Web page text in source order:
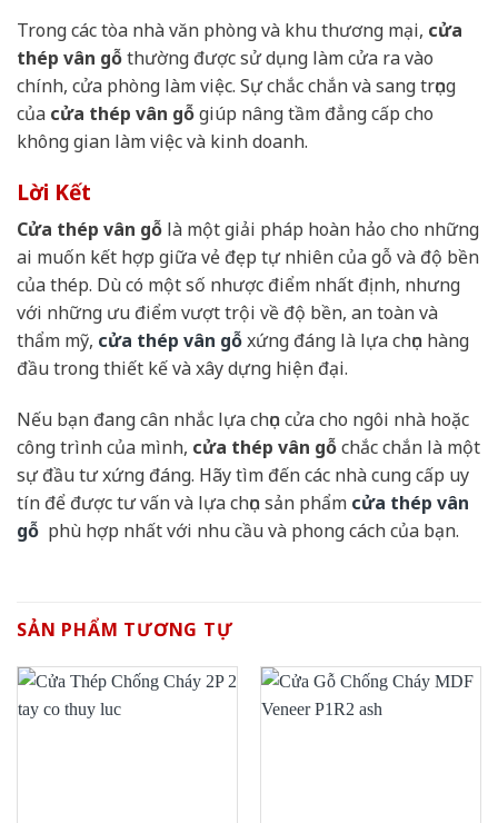
Trong các tòa nhà văn phòng và khu thương mại, cửa
thép vân gỗthường được sử dụng làm cửa ra vào
chính, cửa phòng làm việc. Sự chắc chắn và sang trọng
của cửa thép vân gỗgiúp nâng tầm đẳng cấp cho
không gian làm việc và kinh doanh.
Lời Kết
Cửa thép vân gỗ là một giải pháp hoàn hảo cho những
ai muốn kết hợp giữa vẻ đẹp tự nhiên của gỗ và độ bền
của thép. Dù có một số nhược điểm nhất định, nhưng
với những ưu điểm vượt trội về độ bền, an toàn và
thẩm mỹ, cửa thép vân gỗxứng đáng là lựa chọn hàng
đầu trong thiết kế và xây dựng hiện đại.
Nếu bạn đang cân nhắc lựa chọn cửa cho ngôi nhà hoặc
công trình của mình, cửa thép vân gỗchắc chắn là một
sự đầu tư xứng đáng. Hãy tìm đến các nhà cung cấp uy
tín để được tư vấn và lựa chọn sản phẩm cửa thép vân
gỗ phù hợp nhất với nhu cầu và phong cách của bạn.
SẢN PHẨM TƯƠNG TỰ